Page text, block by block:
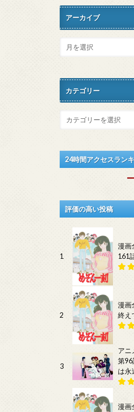
アーカイブ
カテゴリー
24時間アクセスラン
評価の高い投稿
1
漫画
161
2
漫画
終え
3
アニ
第96
は永
漫画